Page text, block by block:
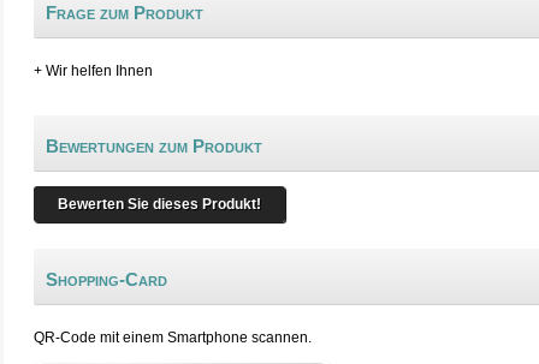
Frage zum Produkt
+ Wir helfen Ihnen
Bewertungen zum Produkt
Bewerten Sie dieses Produkt!
Shopping-Card
QR-Code mit einem Smartphone scannen.